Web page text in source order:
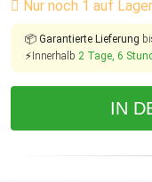
Nur noch 1 auf Lager
📦 Garantierte Lieferung
⚡Innerhalb 2 Tage, 6
IN